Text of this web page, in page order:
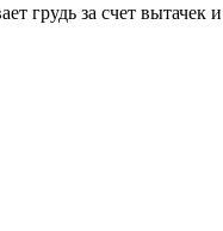
грудь за счет